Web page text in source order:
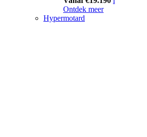
Ontdek meer
Hypermotard